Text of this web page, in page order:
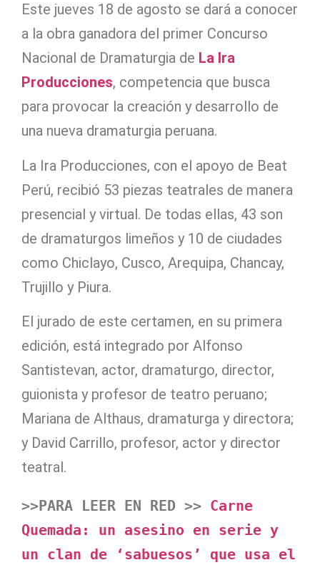
Este jueves 18 de agosto se dará a conocer
a la obra ganadora del primer Concurso
Nacional de Dramaturgia de La Ira
Producciones, competencia que busca
para provocar la creación y desarrollo de
una nueva dramaturgia peruana.
La Ira Producciones, con el apoyo de Beat
Perú, recibió 53 piezas teatrales de manera
presencial y virtual. De todas ellas, 43 son
de dramaturgos limeños y 10 de ciudades
como Chiclayo, Cusco, Arequipa, Chancay,
Trujillo y Piura.
El jurado de este certamen, en su primera
edición, está integrado por Alfonso
Santistevan, actor, dramaturgo, director,
guionista y profesor de teatro peruano;
Mariana de Althaus, dramaturga y directora;
y David Carrillo, profesor, actor y director
teatral.
>>PARA LEER EN RED >> Carne
Quemada: un asesino en serie y
un clan de ‘sabuesos’ que usa el